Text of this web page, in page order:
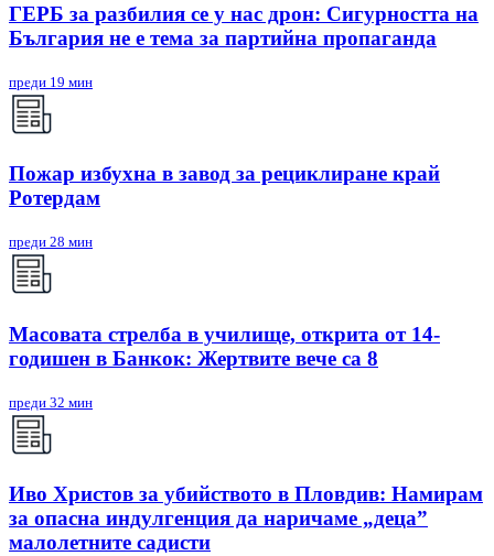
ГЕРБ за разбилия се у нас дрон: Сигурността на
България не е тема за партийна пропаганда
преди 19 мин
Пожар избухна в завод за рециклиране край
Ротердам
преди 28 мин
Масовата стрелба в училище, открита от 14-
годишен в Банкок: Жертвите вече са 8
преди 32 мин
Иво Христов за убийството в Пловдив: Намирам
за опасна индулгенция да наричаме „деца”
малолетните садисти